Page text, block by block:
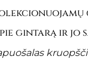
gintarą ir jo